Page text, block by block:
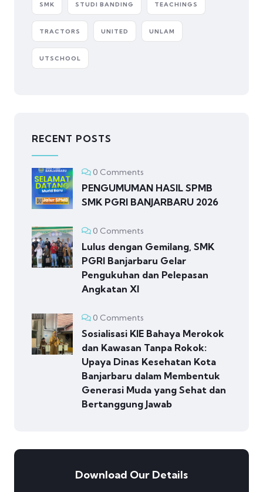
SMK STUDI BANDING TEACHINGS
TRACTORS UNITED UNLAM
UTSCHOOL
RECENT POSTS
0 Comments
PENGUMUMAN HASIL SPMB
SMK PGRI BANJARBARU 2026
0 Comments
Lulus dengan Gemilang, SMK
PGRI Banjarbaru Gelar
Pengukuhan dan Pelepasan
Angkatan XI
0 Comments
Sosialisasi KIE Bahaya Merokok
dan Kawasan Tanpa Rokok:
Upaya Dinas Kesehatan Kota
Banjarbaru dalam Membentuk
Generasi Muda yang Sehat dan
Bertanggung Jawab
Download Our Details